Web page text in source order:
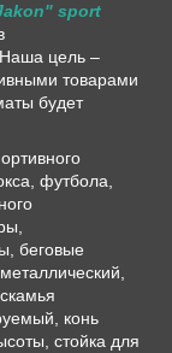
sport
цель –
товарами
будет
футбола,
беговые
конь
стойка для